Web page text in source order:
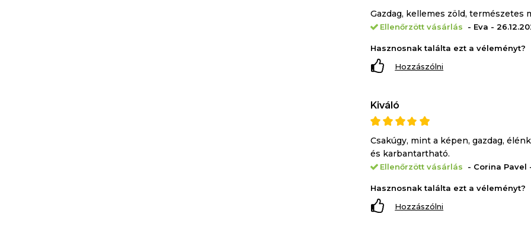
Gazdag, kellemes zöld, természetes
Ellenőrzött vásárlás - Eva -
Hasznosnak találta ezt a véleményt?
Hozzászólni
Kiváló
Csakúgy, mint a képen, gazdag,
és karbantartható.
Ellenőrzött vásárlás - Corina Pavel
Hasznosnak találta ezt a véleményt?
Hozzászólni